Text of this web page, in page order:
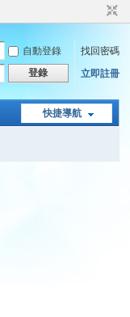
自動登錄
找回密碼
登錄 立即註冊
快捷導航